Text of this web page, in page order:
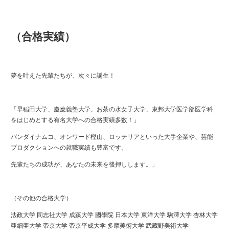
（合格実績）
夢を叶えた先輩たちが、次々に誕生！
「早稲田大学、慶應義塾大学、お茶の水女子大学、東邦大学医学部医学科
をはじめとする有名大学への合格実績多数！」
バンダイナムコ、オンワード樫山、ロッテリアといった大手企業や、芸能
プロダクションへの就職実績も豊富です。
先輩たちの成功が、あなたの未来を後押しします。」
（その他の合格大学）
法政大学 同志社大学 成蹊大学 國學院 日本大学 東洋大学 駒澤大学 杏林大学
亜細亜大学 帝京大学 帝京平成大学 多摩美術大学 武蔵野美術大学